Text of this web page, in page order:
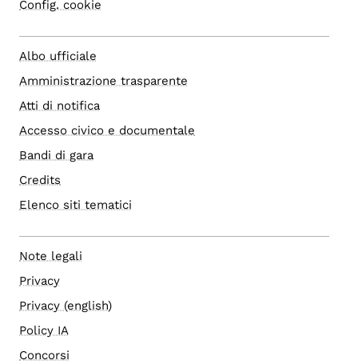
Config. cookie
Albo ufficiale
Amministrazione trasparente
Atti di notifica
Accesso civico e documentale
Bandi di gara
Credits
Elenco siti tematici
Note legali
Privacy
Privacy (english)
Policy IA
Concorsi